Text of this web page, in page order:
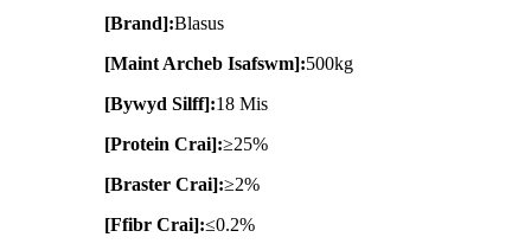
[Brand]:Blasus
[Maint Archeb Isafswm]:500kg
[Bywyd Silff]:18 Mis
[Protein Crai]:≥25%
[Braster Crai]:≥2%
[Ffibr Crai]:≤0.2%